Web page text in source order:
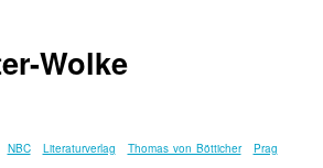
Wolke
NBC Literaturverlag Thomas von Bötticher Prag